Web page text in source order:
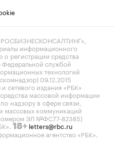
информационного
о регистрации средства
службой
технологий
09.12.2015
издания «РБК»
массовой информации
надзору в сфере связи,
массовых коммуникаций
ЭЛ №ФС77-82385)
18+ letters@rbc.ru
агентство «РБК».